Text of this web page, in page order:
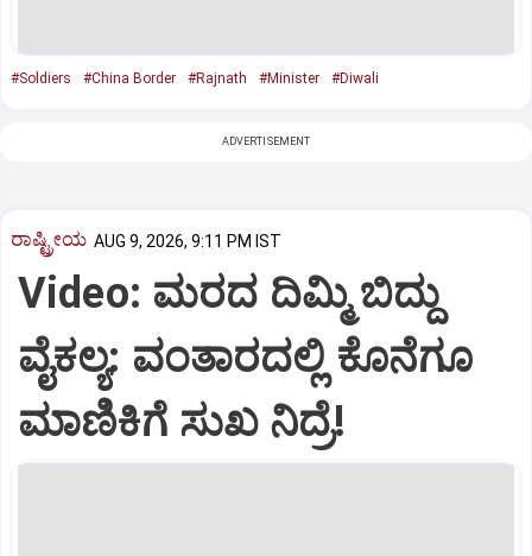
#Soldiers #China Border #Rajnath #Minister #Diwali
ADVERTISEMENT
ರಾಷ್ಟ್ರೀಯ AUG 9, 2026, 9:11 PM IST
Video: ಮರದ ದಿಮ್ಮಿ ಬಿದ್ದು
ವೈಕಲ್ಯ: ವಂತಾರದಲ್ಲಿ ಕೊನೆಗೂ
ಮಾಣಿಕಿಗೆ ಸುಖ ನಿದ್ರೆ!